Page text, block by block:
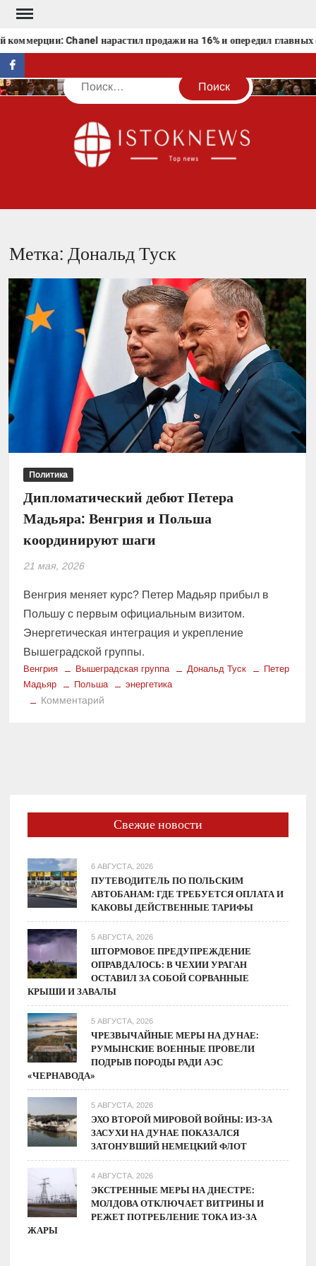
Перейти
содержимомуChanel нарастил продажи на 16% и опередил главных
facebook
Поиск
Метка:Дональд Туск
Политика
Дипломатический дебют Петера
Мадьяра: Венгрия и Польша
координируют шаги
21 мая, 2026
Венгрия меняет курс? Петер Мадьяр прибыл в
Польшу с первым официальным визитом.
Энергетическая интеграция и укрепление
Вышеградской группы.
Венгрия Вышеградская группа Дональд Туск
Петер
Мадьяр
Польша энергетика
Комментарий
Польша
координируют
Свежие новости
6 АВГУСТА, 2026
ПУТЕВОДИТЕЛЬ ПО ПОЛЬСКИМ
АВТОБАНАМ: ГДЕ ТРЕБУЕТСЯ ОПЛАТА И
КАКОВЫ ДЕЙСТВЕННЫЕ ТАРИФЫ
5 АВГУСТА, 2026
ШТОРМОВОЕ ПРЕДУПРЕЖДЕНИЕ
ОПРАВДАЛОСЬ: В ЧЕХИИ УРАГАН
ОСТАВИЛ ЗА СОБОЙ СОРВАННЫЕ
КРЫШИ И ЗАВАЛЫ
5 АВГУСТА, 2026
ЧРЕЗВЫЧАЙНЫЕ МЕРЫ НА ДУНАЕ:
РУМЫНСКИЕ ВОЕННЫЕ ПРОВЕЛИ
ПОДРЫВ ПОРОДЫ РАДИ АЭС
«ЧЕРНАВОДА»
5 АВГУСТА, 2026
ЭХО ВТОРОЙ МИРОВОЙ ВОЙНЫ: ИЗ-ЗА
ЗАСУХИ НА ДУНАЕ ПОКАЗАЛСЯ
ЗАТОНУВШИЙ НЕМЕЦКИЙ ФЛОТ
4 АВГУСТА, 2026
ЭКСТРЕННЫЕ МЕРЫ НА ДНЕСТРЕ:
МОЛДОВА ОТКЛЮЧАЕТ ВИТРИНЫ И
РЕЖЕТ ПОТРЕБЛЕНИЕ ТОКА ИЗ-ЗА
ЖАРЫ